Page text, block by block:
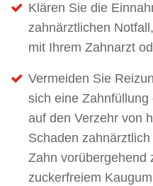
Klären Sie die
zahnärztlichen
mit Ihrem Zahnarzt
Vermeiden Sie
sich eine
auf den Verzehr von
Schaden
Zahn vorübergehend
zuckerfreiem